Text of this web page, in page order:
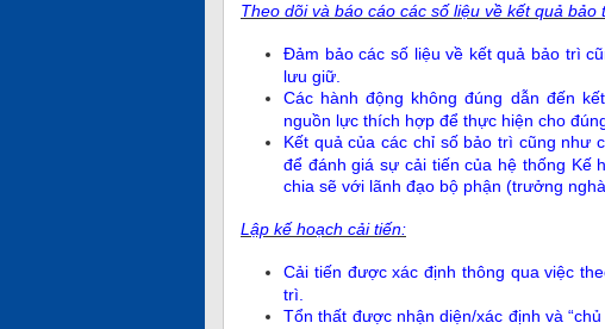
Theo dõi và báo cáo các số liệu về kết quả
Đảm bảo các số liệu về kết quả bảo trì
lưu giữ.
Các hành động không đúng dẫn đến
nguồn lực thích hợp để thực hiện cho
Kết quả của các chỉ số bảo trì cũng như
để đánh giá sự cải tiến của hệ thống Kế
chia sẽ với lãnh đạo bộ phận (trưởng
L ập kế hoạch cải tiến:
Cải tiến được xác định thông qua việc
trì.
Tổn thất được nhận diện/xác định và